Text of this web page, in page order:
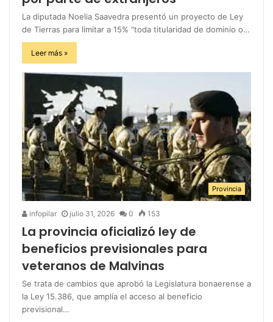
La diputada Noelia Saavedra presentó un proyecto de Ley
de Tierras para limitar a 15% “toda titularidad de dominio o…
Leer más »
Provincia
infopilar julio 31, 2026 0 153
La provincia oficializó ley de
beneficios previsionales para
veteranos de Malvinas
Se trata de cambios que aprobó la Legislatura bonaerense a
la Ley 15.386, que amplía el acceso al beneficio
previsional…